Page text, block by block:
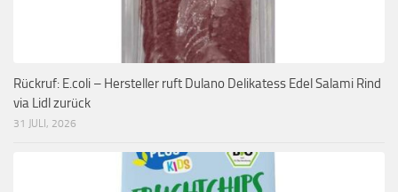
Rückruf: E.coli – Hersteller ruft Dulano Delikatess Edel Salami Rind
via Lidl zurück
31 JULI, 2026